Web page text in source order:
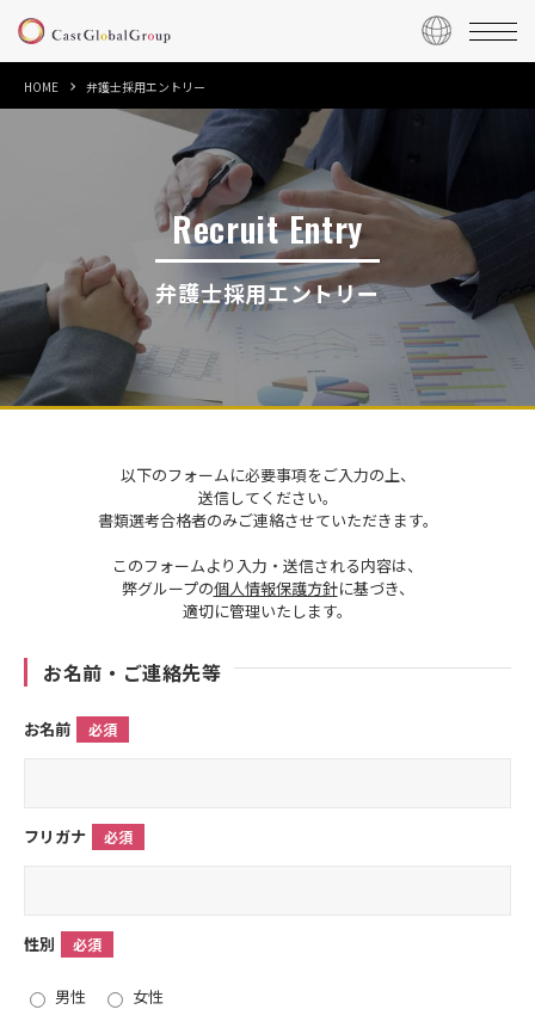
HOME 弁護士採用エントリー
Recruit Entry
弁護士採用エントリー
以下のフォームに必要事項をご入力の上、
送信してください。
書類選考合格者のみご連絡させていただきます。
このフォームより入力・送信される内容は、
弊グループの個人情報保護方針に基づき、
適切に管理いたします。
お名前・ご連絡先等
お名前 必須
フリガナ 必須
性別 必須
男性 女性